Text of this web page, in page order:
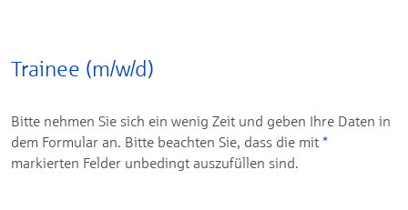
Trainee (m/w/d)
Bitte nehmen Sie sich ein wenig Zeit und geben Ihre Daten in
dem Formular an. Bitte beachten Sie, dass die mit *
markierten Felder unbedingt auszufüllen sind.